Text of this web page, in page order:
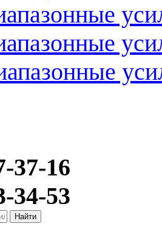
37-16
34-53